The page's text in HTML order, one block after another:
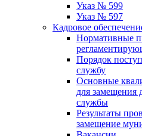
Указ № 599
Указ № 597
Кадровое
Нормативные
Порядок
службу
Основные
для замещения
службы
Результаты
замещение